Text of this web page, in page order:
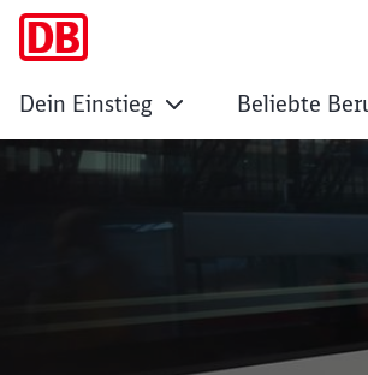
Hilf als
Dein Einstieg Beliebte